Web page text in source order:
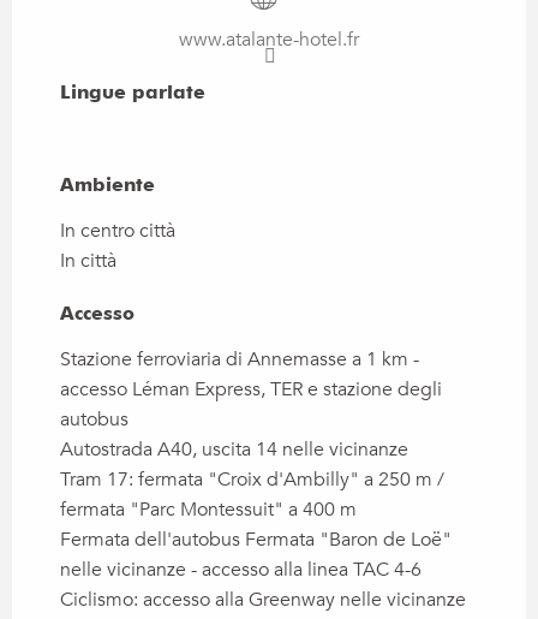
www.atalante-hotel.fr
Lingue parlate
Lingue parlate
Ambiente
Ambiente
In centro città
In città
Accesso
Accesso
Stazione ferroviaria di Annemasse a 1 km -
accesso Léman Express, TER e stazione degli
autobus
Autostrada A40, uscita 14 nelle vicinanze
Tram 17: fermata "Croix d'Ambilly" a 250 m /
fermata "Parc Montessuit" a 400 m
Fermata dell'autobus Fermata "Baron de Loë"
nelle vicinanze - accesso alla linea TAC 4-6
Ciclismo: accesso alla Greenway nelle vicinanze